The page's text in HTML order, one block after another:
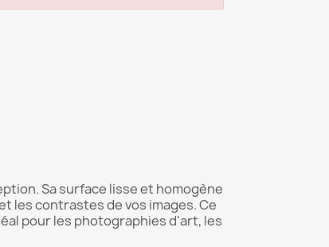
Sa surface lisse et homogène
les contrastes de vos images. Ce
pour les photographies d'art, les